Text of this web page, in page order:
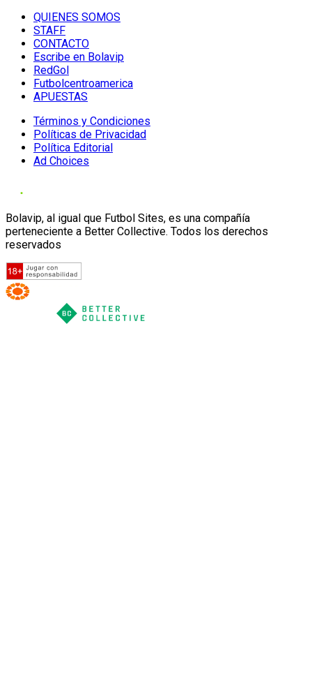
QUIENES SOMOS
STAFF
CONTACTO
Escribe en Bolavip
RedGol
Futbolcentroamerica
APUESTAS
Términos y Condiciones
Políticas de Privacidad
Política Editorial
Ad Choices
Bolavip, al igual que Futbol Sites, es una compañía
perteneciente a Better Collective. Todos los derechos
reservados